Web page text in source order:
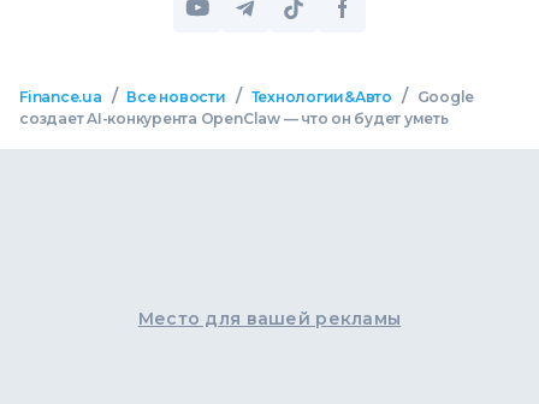
Finance.ua / Все новости / Технологии&Авто /
Google
создает AI-конкурента OpenClaw — что он будет уметь
Место для вашей рекламы